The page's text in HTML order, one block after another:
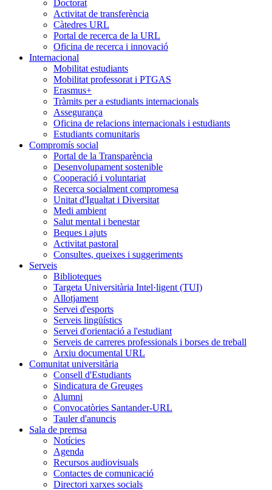
Doctorat
Activitat de transferència
Càtedres URL
Portal de recerca de la URL
Oficina de recerca i innovació
Internacional
Mobilitat estudiants
Mobilitat professorat i PTGAS
Erasmus+
Tràmits per a estudiants internacionals
Assegurança
Oficina de relacions internacionals i estudiants
Estudiants comunitaris
Compromís social
Portal de la Transparència
Desenvolupament sostenible
Cooperació i voluntariat
Recerca socialment compromesa
Unitat d'Igualtat i Diversitat
Medi ambient
Salut mental i benestar
Beques i ajuts
Activitat pastoral
Consultes, queixes i suggeriments
Serveis
Biblioteques
Targeta Universitària Intel·ligent (TUI)
Allotjament
Servei d'esports
Serveis lingüístics
Servei d'orientació a l'estudiant
Serveis de carreres professionals i borses de treball
Arxiu documental URL
Comunitat universitària
Consell d'Estudiants
Sindicatura de Greuges
Alumni
Convocatòries Santander-URL
Tauler d'anuncis
Sala de premsa
Notícies
Agenda
Recursos audiovisuals
Contactes de comunicació
Directori xarxes socials